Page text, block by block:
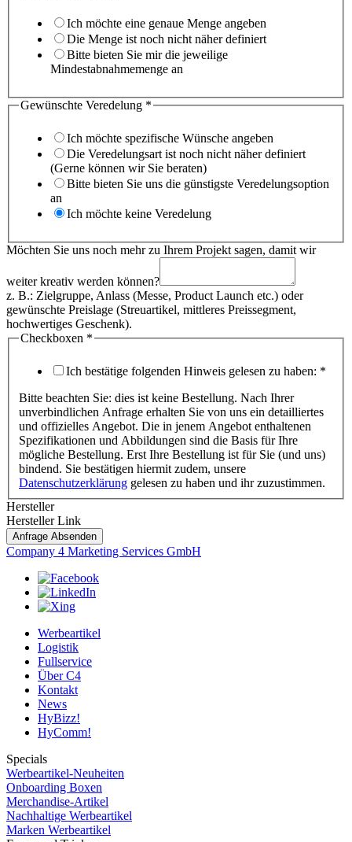
Ich möchte eine genaue Menge angeben
Die Menge ist noch nicht näher definiert
Bitte bieten Sie mir die jeweilige
Mindestabnahmemenge an
Gewünschte Veredelung *
Ich möchte spezifische Wünsche angeben
Die Veredelungsart ist noch nicht näher definiert
(Gerne können wir Sie beraten)
Bitte bieten Sie uns die günstigste Veredelungsoption
an
Ich möchte keine Veredelung
Möchten Sie uns noch mehr zu Ihrem Projekt sagen, damit wir
weiter kreativ werden können?
z. B.: Zielgruppe, Anlass (Messe, Product Launch etc.) oder
gewünschte Preislage (Streuartikel, mittleres Preissegment,
hochwertiges Geschenk).
Checkboxen *
Ich bestätige folgenden Hinweis gelesen zu haben: *
Bitte beachten Sie: dies ist keine Bestellung. Nach Ihrer
unverbindlichen Anfrage erhalten Sie von uns ein detailliertes
und offizielles Angebot. Die in jenem Angebot enthaltenen
Spezifikationen und Abbildungen sind die Basis für Ihre
mögliche Bestellung. Erst Ihre Bestellung ist für Sie (und uns)
bindend. Sie bestätigen hiermit zudem, unsere
Datenschutzerklärung gelesen zu haben und ihr zuzustimmen.
Hersteller
Hersteller Link
Anfrage Absenden
Company 4 Marketing Services GmbH
Werbeartikel
Logistik
Fullservice
Über C4
Kontakt
News
HyBizz!
HyComm!
Specials
Werbeartikel-Neuheiten
Onboarding Boxen
Merchandise-Artikel
Nachhaltige Werbeartikel
Marken Werbeartikel